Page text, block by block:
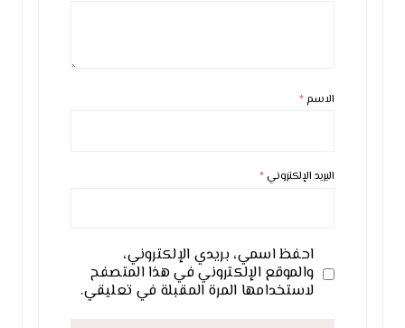
الاسم*
البريد الإلكتروني*
احفظ اسمي، بريدي الإلكتروني،
والموقع الإلكتروني في هذا المتصفح
لاستخدامها المرة المقبلة في تعليقي.